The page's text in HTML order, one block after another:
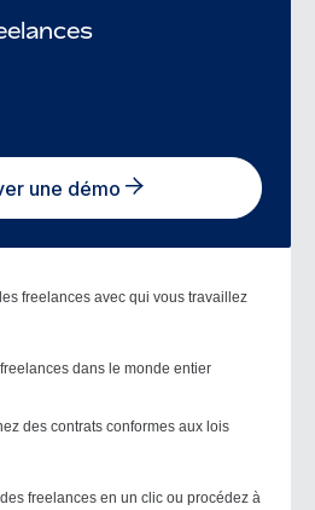
une démo
freelances avec qui vous travaillez
dans le monde entier
des contrats conformes aux lois
freelances en un clic ou procédez à